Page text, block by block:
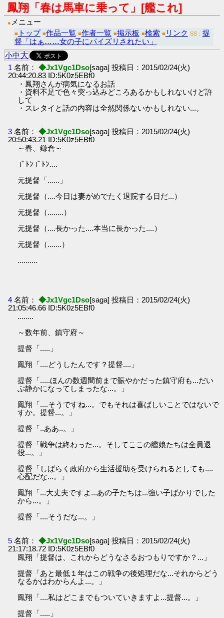
鳳翔「春は馬車に乗って」[艦これ]
● メニュー
■ トップ ■作品一覧 ■作者一覧 ■掲示板 ■検索 ■ リンク SS： 提
督「はぁ……女の子にパイズリされたい」
小中大
1 名前： ◆Jx1Vgc1Dso[saga] 投稿日：2015/02/24(火)
20:44:20.83 ID:5K0z5EBf0
・鳳翔さんが病気になるお話
・資料不足で色々突っ込みどころあるかもしれないけど許
して
・スレタイと話の内容は全然関係ないかもしれない...。
3 名前： ◆Jx1Vgc1Dso[saga] 投稿日：2015/02/24(火)
20:50:43.21 ID:5K0z5EBf0
～春、鎌倉～
ｺﾞﾄﾝｺﾞﾄﾝ....
元提督「......」
元提督（....今日は妻がめでたく退院する日だ...）
元提督（........）
元提督（....長かった....本当に長かった....）
元提督（.......）
..........
4 名前： ◆Jx1Vgc1Dso[saga] 投稿日：2015/02/24(火)
21:05:46.66 ID:5K0z5EBf0
........
～数年前、鎮守府～
提督「.....」
鳳翔「....どうしたんです？提督....」
提督「.....ほんの数週間前まで賑やかだった鎮守府も...だい
ぶ静かになってしまったな...。」
鳳翔「....そうですね...。でもそれは喜ばしいことではないで
すか。提督...。」
提督「..ああ..。」
提督「戦争は終わった...。そしてここの艦娘たちは全員退
役...。」
提督「しばらく政府から生活援助を受けられるとしても....
心配だな...。」
鳳翔「...大丈夫ですよ...あの子たちは...強い子ばかりでした
から...。」
提督「....そうだな...。」
5 名前： ◆Jx1Vgc1Dso[saga] 投稿日：2015/02/24(火)
21:17:18.72 ID:5K0z5EBf0
鳳翔「提督は、これからどうなさるおつもりですか？...」
提督「あと最低１年はこの戦争の後処理だな...それからどう
なるかはわからんよ...。」
鳳翔「....私はどこまでもついていきますよ...提督...。」
提督「.....」